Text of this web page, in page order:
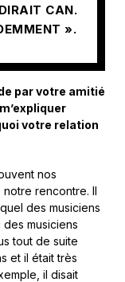
CAN.
».
par votre amitié
votre relation
nos
rencontre. Il
des musiciens
musiciens
tout de suite
et il était très
il disait